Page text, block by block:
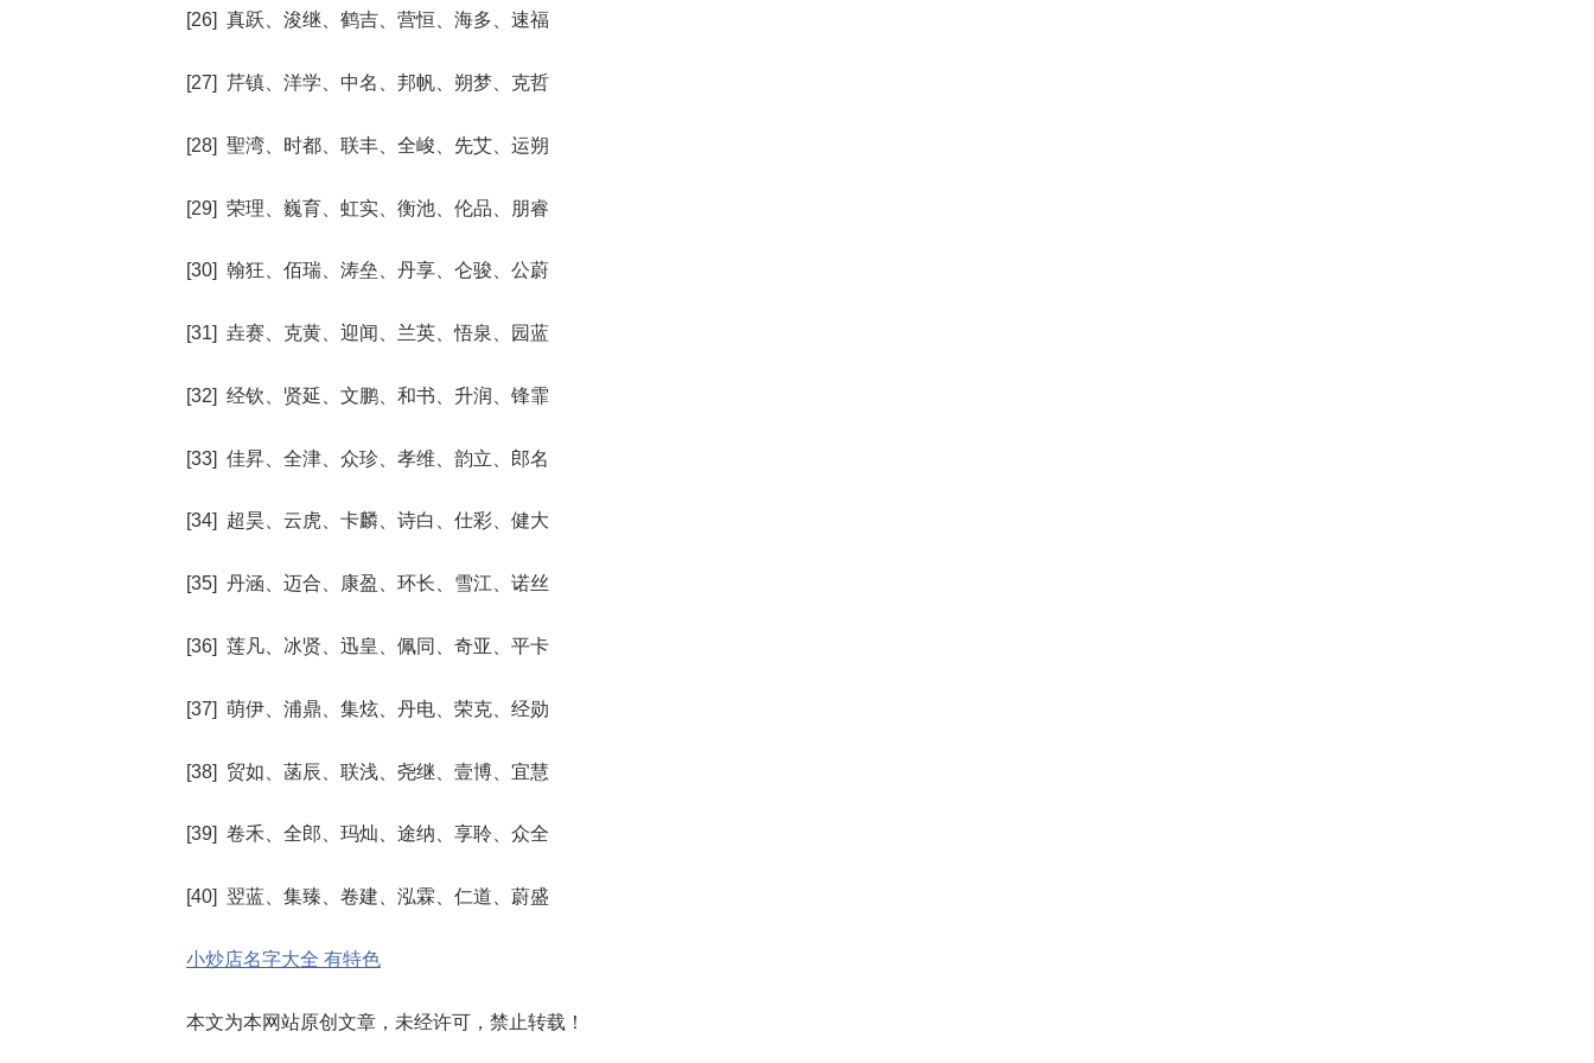
[26] 真跃、浚继、鹤吉、营恒、海多、速福
[27] 芹镇、洋学、中名、邦帆、朔梦、克哲
[28] 聖湾、时都、联丰、全峻、先艾、运朔
[29] 荣理、巍育、虹实、衡池、伦品、朋睿
[30] 翰狂、佰瑞、涛垒、丹享、仑骏、公蔚
[31] 垚赛、克黄、迎闻、兰英、悟泉、园蓝
[32] 经钦、贤延、文鹏、和书、升润、锋霏
[33] 佳昇、全津、众珍、孝维、韵立、郎名
[34] 超昊、云虎、卡麟、诗白、仕彩、健大
[35] 丹涵、迈合、康盈、环长、雪江、诺丝
[36] 莲凡、冰贤、迅皇、佩同、奇亚、平卡
[37] 萌伊、浦鼎、集炫、丹电、荣克、经勋
[38] 贸如、菡辰、联浅、尧继、壹博、宜慧
[39] 卷禾、全郎、玛灿、途纳、享聆、众全
[40] 翌蓝、集臻、卷建、泓霖、仁道、蔚盛
小炒店名字大全 有特色
本文为本网站原创文章，未经许可，禁止转载！